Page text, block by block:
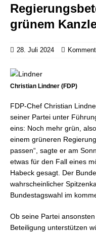
grünem
28. Juli 2024
Christian Lindner (FDP)
FDP-Chef Christian
seiner Partei unter
eins: Noch mehr grün,
einem grüneren
passen“, sagte er am
etwas für den Fall eines
Habeck gesagt. Der
wahrscheinlicher
Bundestagswahl im
Ob seine Partei
Beteiligung unterstützen